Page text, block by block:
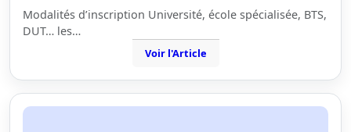
Modalités d’inscription Université, école spécialisée, BTS,
DUT… les…
Voir l'Article